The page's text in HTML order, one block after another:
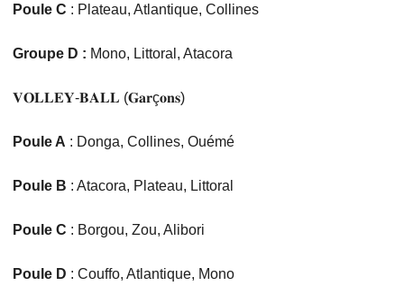
Poule C : Plateau, Atlantique, Collines
Groupe D : Mono, Littoral, Atacora
𝐕𝐎𝐋𝐋𝐄𝐘-𝐁𝐀𝐋𝐋 (𝐆𝐚𝐫ç𝐨𝐧𝐬)
Poule A : Donga, Collines, Ouémé
Poule B : Atacora, Plateau, Littoral
Poule C : Borgou, Zou, Alibori
Poule D : Couffo, Atlantique, Mono